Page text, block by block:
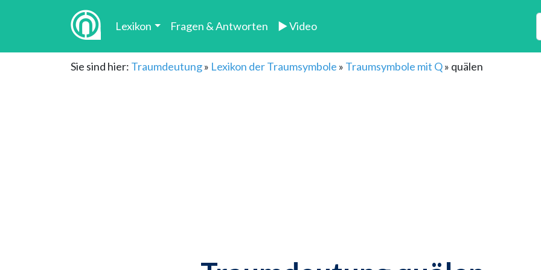
Lexikon Fragen & Antworten ► Video
Sie sind hier: Traumdeutung» Lexikon der Traumsymbole » Traumsymbole mit Q» quälen